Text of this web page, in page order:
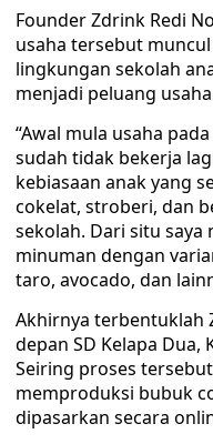
Founder Zdrink Redi
usaha tersebut
lingkungan sekolah
menjadi peluang
“Awal mula usaha
sudah tidak bekerja
kebiasaan anak yang
cokelat, stroberi, dan
sekolah. Dari situ
minuman dengan
taro, avocado, dan
Akhirnya terbentuklah
depan SD Kelapa Dua,
Seiring proses
memproduksi bubuk
dipasarkan secara